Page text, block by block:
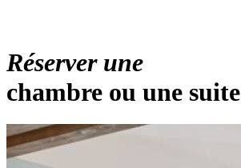
Réserver une
chambre ou une suite